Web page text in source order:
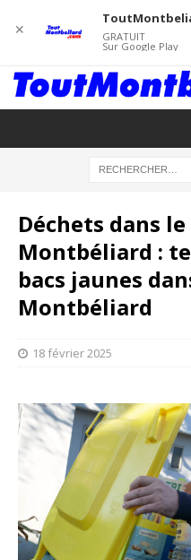
Déchets dans le
Montbéliard :
bacs jaunes
Montbéliard
18 février 2025
✕ GRATUIT
Sur Google Play